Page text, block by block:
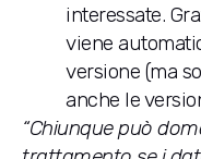
interessate.
viene
versione (ma
anche le
“Chiunque può